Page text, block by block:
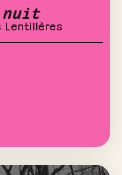
nuit
Lentillères